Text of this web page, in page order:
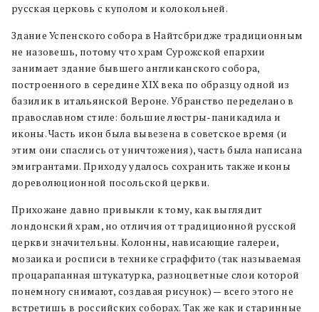
русская церковь с куполом и колокольней.
Здание Успенского собора в Найтсбридже традиционным
не назовешь, потому что храм Сурожской епархии
занимает здание бывшего англиканского собора,
построенного в середине XIX века по образцу одной из
базилик в итальянской Вероне. Убранство переделано в
православном стиле: большие люстры-паникадила и
иконы. Часть икон была вывезена в советское время (и
этим они спаслись от уничтожения), часть была написана
эмигрантами. Приходу удалось сохранить также иконы
дореволюционной посольской церкви.
Прихожане давно привыкли к тому, как выглядит
лондонский храм, но отличия от традиционной русской
церкви значительны. Колонны, нависающие галереи,
мозаика и росписи в технике сграффито (так называемая
процарапанная штукатурка, разноцветные слои которой
понемногу снимают, создавая рисунок) — всего этого не
встретишь в российских соборах. Так же как и старинные